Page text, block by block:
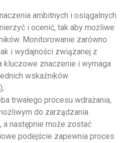
ambitnych i osiągalnych
i ocenić, tak aby możliwe
Monitorowanie zarówno
i wydajności związanej z
kluczowe znaczenie i wymaga
wskaźników
trwałego procesu wdrażania,
do zarządzania
a następnie może zostać
podejście zapewnia proces